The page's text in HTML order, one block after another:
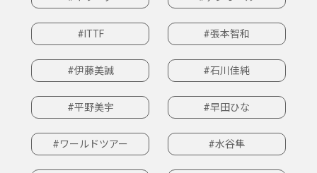
#ITTF #張本智和
#伊藤美誠 #石川佳純
#平野美宇 #早田ひな
#ワールドツアー #水谷隼